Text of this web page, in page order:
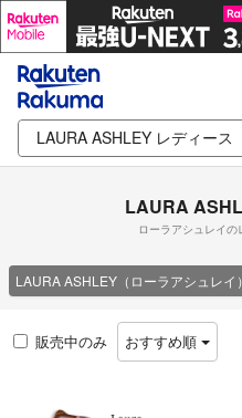
LAURA
ローラアシュレイ
LAURA ASHLEY（ローラアシュレイ）
販売中のみ おすすめ順